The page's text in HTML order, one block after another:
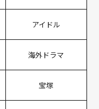
アイドル
海外ドラマ
宝塚